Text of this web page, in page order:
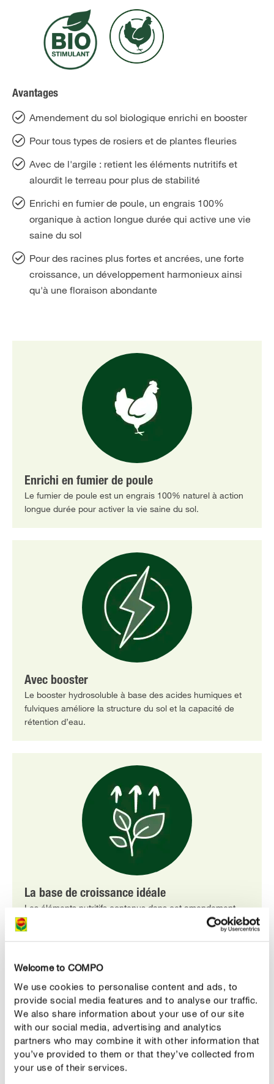
Welcome to COMPO
We use cookies to personalise content and ads, to
provide social media features and to analyse our traffic.
We also share information about your use of our site
with our social media, advertising and analytics
partners who may combine it with other information that
you’ve provided to them or that they’ve collected from
your use of their services.
Avantages
Amendement du sol biologique enrichi en booster
Pour tous types de rosiers et de plantes fleuries
Avec de l'argile : retient les éléments nutritifs et
alourdit le terreau pour plus de stabilité
Enrichi en fumier de poule, un engrais 100%
organique à action longue durée qui active une vie
saine du sol
Pour des racines plus fortes et ancrées, une forte
croissance, un développement harmonieux ainsi
qu'à une floraison abondante
Enrichi en fumier de poule
Le fumier de poule est un engrais 100% naturel à action
longue durée pour activer la vie saine du sol.
Avec booster
Le booster hydrosoluble à base des acides humiques et
fulviques améliore la structure du sol et la capacité de
rétention d’eau.
La base de croissance idéale
Les éléments nutritifs contenus dans cet amendement
biologique favorisent une croissance saine et vigoureuse,
un enracinement profond et une floraison magnifique.